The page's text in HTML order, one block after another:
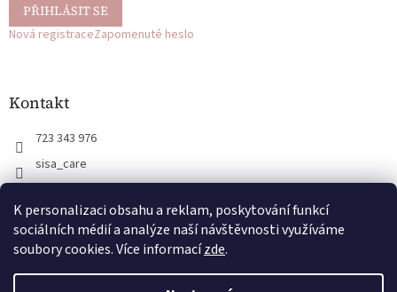
K personalizaci obsahu a reklam, poskytování funkcí
sociálních médií a analýze naší návštěvnosti využíváme
soubory cookies. Více informacízde.
PŘIHLÁSIT SE
Nová registraceZapomenuté heslo
Kontakt
723 343 976
sisa_care
@sisa_care